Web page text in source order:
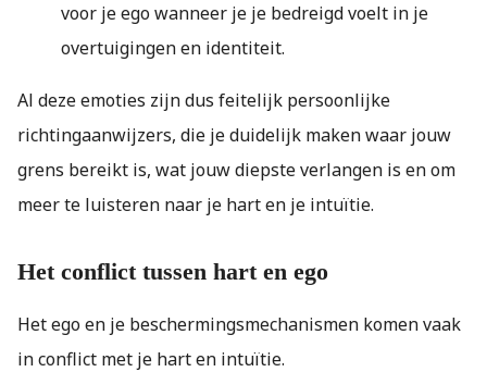
voor je ego wanneer je je bedreigd voelt in je
overtuigingen en identiteit.
Al deze emoties zijn dus feitelijk persoonlijke
richtingaanwijzers, die je duidelijk maken waar jouw
grens bereikt is, wat jouw diepste verlangen is en om
meer te luisteren naar je hart en je intuïtie.
Het conflict tussen hart en ego
Het ego en je beschermingsmechanismen komen vaak
in conflict met je hart en intuïtie.